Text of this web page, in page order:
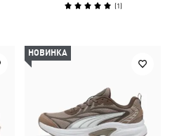
(1)
НОВИНКА